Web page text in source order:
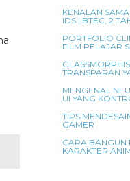
KENALAN
IDS | BTEC, 2
PORTFOLIO
FILM PELAJAR
TRANSPARAN
MENGENAL
UI YANG
TIPS
GAMER
CARA BANGUN
KARAKTER